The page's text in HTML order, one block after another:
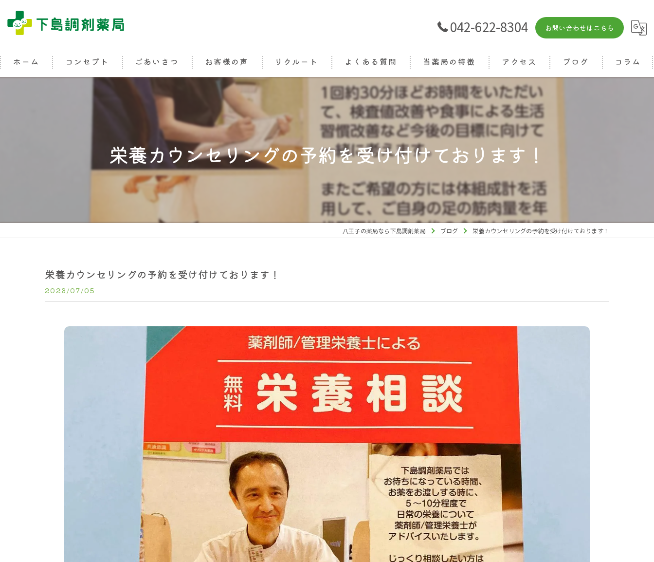
042-622-8304 お問い合わせはこちら
ホーム コンセプト ごあいさつ お客様の声 リクルート よくある質問 当薬局の特徴
処方箋
栄養相談
かかりつけ
オンライン
アクセス ブログ コラム
栄養カウンセリングの予約を受け付けております！
八王子の薬局なら下島調剤薬局 ブログ 栄養カウンセリングの予約を受け付けております！
栄養カウンセリングの予約を受け付けております！
2023/07/05